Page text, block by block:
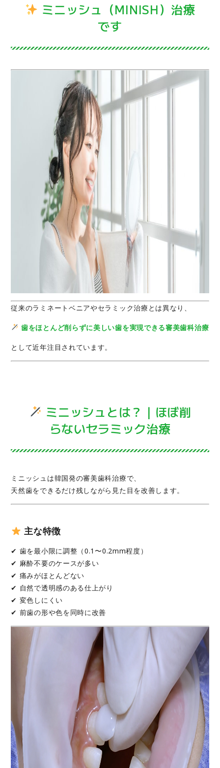
ミニッシュ（MINISH）治療
です
従来のラミネートベニアやセラミック治療とは異なり、
歯をほとんど削らずに美しい歯を実現できる審美歯科治療
として近年注目されています。
ミニッシュとは？｜ほぼ削
らないセラミック治療
ミニッシュは韓国発の審美歯科治療で、
天然歯をできるだけ残しながら見た目を改善します。
主な特徴
✔ 歯を最小限に調整（0.1〜0.2mm程度）
✔ 麻酔不要のケースが多い
✔ 痛みがほとんどない
✔ 自然で透明感のある仕上がり
✔ 変色しにくい
✔ 前歯の形や色を同時に改善